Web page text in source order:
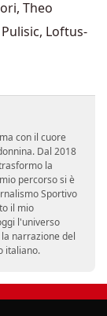
Theo
Loftus-
con il cuore
Dal 2018
la
percorso si è
Sportivo
il mio
l'universo
narrazione del
italiano.